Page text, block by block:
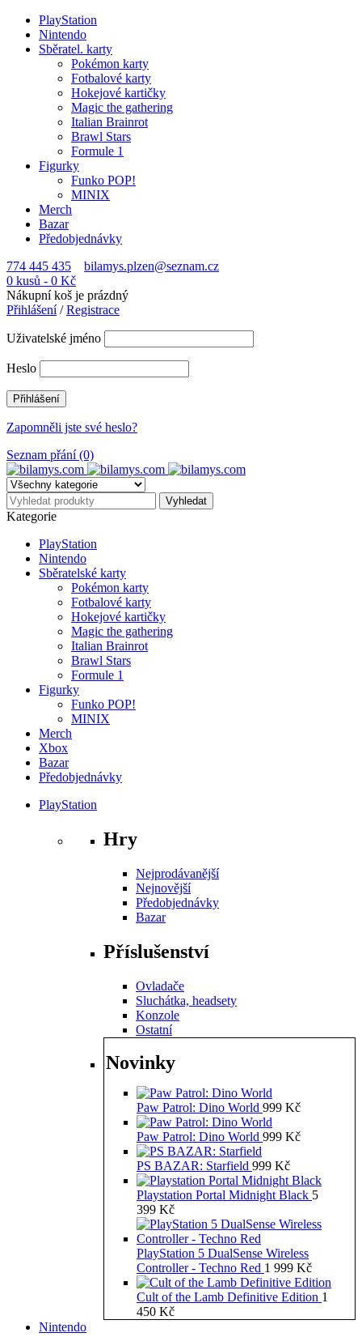
PlayStation
Nintendo
Sběratel. karty
Pokémon karty
Fotbalové karty
Hokejové kartičky
Magic the gathering
Italian Brainrot
Brawl Stars
Formule 1
Figurky
Funko POP!
MINIX
Merch
Bazar
Předobjednávky
774 445 435
bilamys.plzen@seznam.cz
0 kusů - 0 Kč
Nákupní koš je prázdný
Přihlášení/Registrace
Uživatelské jméno
Heslo
Zapomněli jste své heslo?
Seznam přání (0)
Kategorie
PlayStation
Nintendo
Sběratelské karty
Pokémon karty
Fotbalové karty
Hokejové kartičky
Magic the gathering
Italian Brainrot
Brawl Stars
Formule 1
Figurky
Funko POP!
MINIX
Merch
Xbox
Bazar
Předobjednávky
PlayStation
Hry
Nejprodávanější
Nejnovější
Předobjednávky
Bazar
Příslušenství
Ovladače
Sluchátka, headsety
Konzole
Ostatní
Novinky
Paw Patrol: Dino World 999 Kč
Paw Patrol: Dino World 999 Kč
PS BAZAR: Starfield 999 Kč
Playstation Portal Midnight Black 5
399 Kč
PlayStation 5 DualSense Wireless
Controller - Techno Red 1 999 Kč
Cult of the Lamb Definitive Edition 1
450 Kč
Nintendo